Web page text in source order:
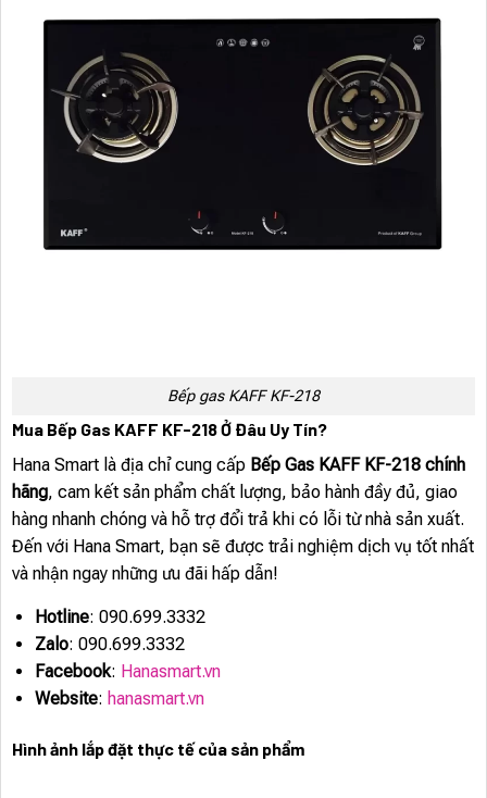
Bếp gas KAFF KF-218
Mua Bếp Gas KAFF KF-218 Ở Đâu Uy Tín?
Hana Smart là địa chỉ cung cấp Bếp Gas KAFF KF-218 chính
hãng, cam kết sản phẩm chất lượng, bảo hành đầy đủ, giao
hàng nhanh chóng và hỗ trợ đổi trả khi có lỗi từ nhà sản xuất.
Đến với Hana Smart, bạn sẽ được trải nghiệm dịch vụ tốt nhất
và nhận ngay những ưu đãi hấp dẫn!
Hotline: 090.699.3332
Zalo: 090.699.3332
Facebook: Hanasmart.vn
Website: hanasmart.vn
Hình ảnh lắp đặt thực tế của sản phẩm